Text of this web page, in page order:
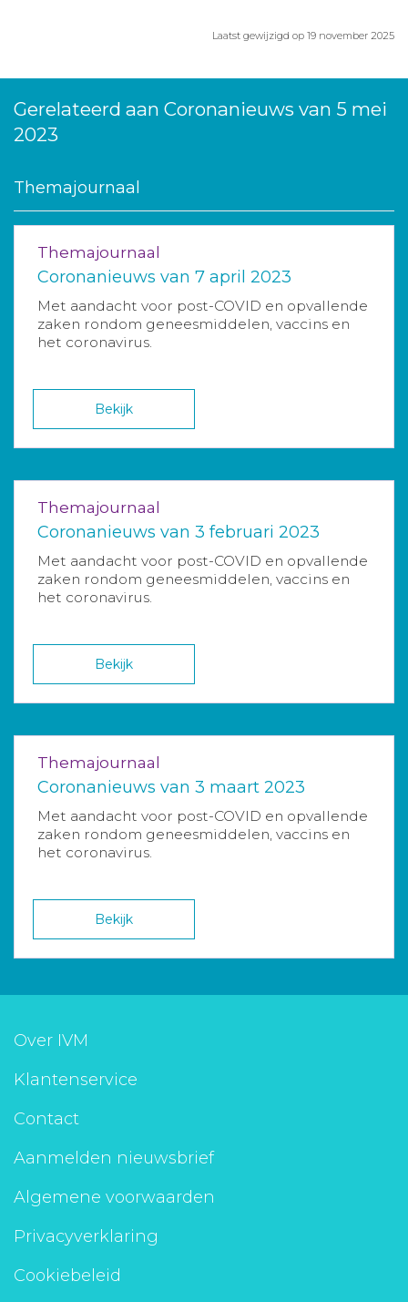
Laatst gewijzigd op 19 november 2025
Gerelateerd aan Coronanieuws van 5 mei
2023
Themajournaal
Themajournaal
Coronanieuws van 7 april 2023
Met aandacht voor post-COVID en opvallende
zaken rondom geneesmiddelen, vaccins en
het coronavirus.
Bekijk
Themajournaal
Coronanieuws van 3 februari 2023
Met aandacht voor post-COVID en opvallende
zaken rondom geneesmiddelen, vaccins en
het coronavirus.
Bekijk
Themajournaal
Coronanieuws van 3 maart 2023
Met aandacht voor post-COVID en opvallende
zaken rondom geneesmiddelen, vaccins en
het coronavirus.
Bekijk
Over IVM
Klantenservice
Contact
Aanmelden nieuwsbrief
Algemene voorwaarden
Privacyverklaring
Cookiebeleid